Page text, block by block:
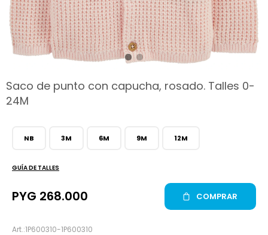
Saco de punto con capucha, rosado. Talles 0-
24M
1P600310-1P600310
NB 3M 6M 9M 12M
GUÍA DE TALLES
PYG 268.000 COMPRAR